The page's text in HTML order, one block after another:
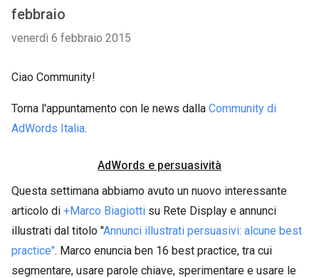
febbraio
venerdì 6 febbraio 2015
Ciao Community!
Torna l'appuntamento con le news dalla Community di
AdWords Italia.
AdWords e persuasività
Questa settimana abbiamo avuto un nuovo interessante
articolo di +Marco Biagiotti su Rete Display e annunci
illustrati dal titolo "Annunci illustrati persuasivi: alcune best
practice". Marco enuncia ben 16 best practice, tra cui
segmentare, usare parole chiave, sperimentare e usare le